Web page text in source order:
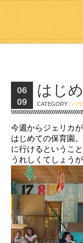
06
09
はじ
CATEGORY :ハ
今週からジェリカ
はじめての保育園
に行けるというこ
うれしくてしょう